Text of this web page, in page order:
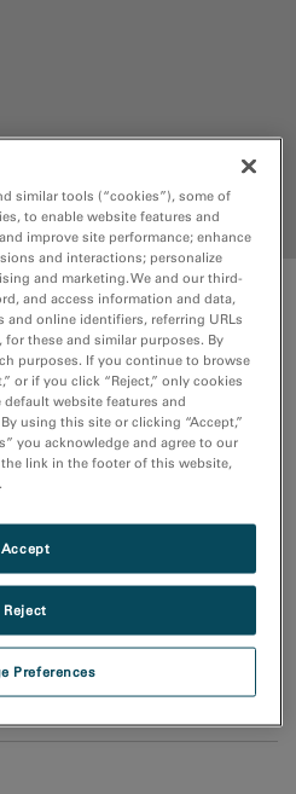
構造の構成要素の検討を通じて、
素化し不具合や欠陥を早期に見つ
生産効率を改善することができま
およびEDSマップを生成し、材料
び原子構造を解明できます。Read
similar tools (“cookies”), some of
to enable website features and
improve site performance; enhance
and interactions; personalize
and marketing. We and our third-
and access information and data,
and online identifiers, referring URLs
these and similar purposes. By
purposes. If you continue to browse
or if you click “Reject,” only cookies
default website features and
using this site or clicking “Accept,”
you acknowledge and agree to our
link in the footer of this website,
.
Preferences
Reject
Accept